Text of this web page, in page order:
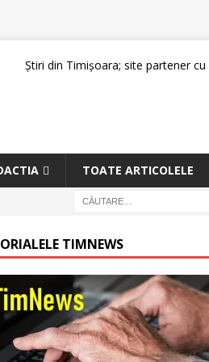
Știri din Timișoara; site partener cu
TOATE ARTICOLELE
TIMNEWS